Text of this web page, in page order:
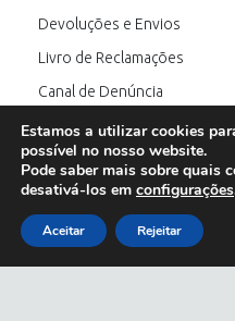
Devoluções e Envios
Livro de Reclamações
Canal de Denúncia
SIGA-NOS
Estamos a utilizar cookies
possível no nosso website.
Pode saber mais sobre quais
desativá-los em configurações
Aceitar Rejeitar